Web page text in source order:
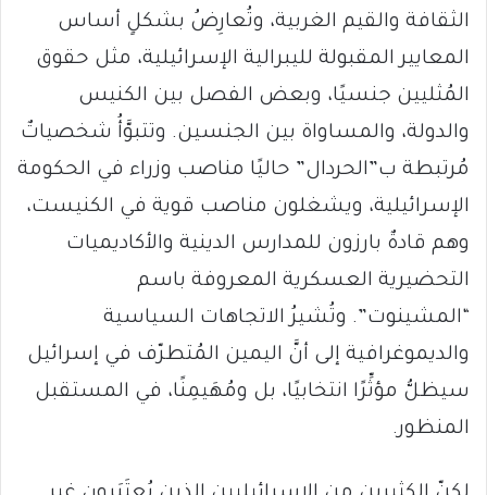
الثقافة والقيم الغربية، وتُعارِضُ بشكلٍ أساس
المعايير المقبولة لليبرالية الإسرائيلية، مثل حقوق
المُثليين جنسيًا، وبعض الفصل بين الكنيس
والدولة، والمساواة بين الجنسين. وتتبوَّأُ شخصياتٌ
مُرتبطة ب”الحردال” حاليًا مناصب وزراء في الحكومة
الإسرائيلية، ويشغلون مناصب قوية في الكنيست،
وهم قادةٌ بارزون للمدارس الدينية والأكاديميات
التحضيرية العسكرية المعروفة باسم
“المشينوت”. وتُشيرُ الاتجاهات السياسية
والديموغرافية إلى أنَّ اليمين المُتطرّف في إسرائيل
سيظلُّ مؤثِّرًا انتخابيًا، بل ومُهَيمِنًا، في المستقبل
المنظور.